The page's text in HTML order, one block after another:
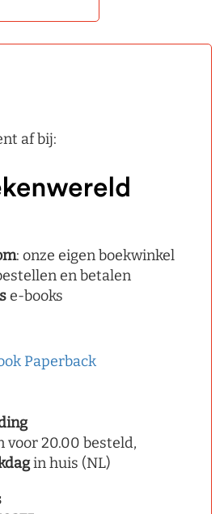
af bij:
: onze eigen boekwinkel
en betalen
e-books
Paperback
voor 20.00 besteld,
in huis (NL)